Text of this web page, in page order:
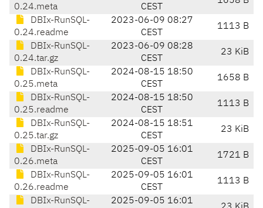
0.24.meta
CEST
DBIx-RunSQL-
0.24.readme
2023-06-09 08:27
CEST
1113 B
DBIx-RunSQL-
0.24.tar.gz
2023-06-09 08:28
CEST
23 KiB
DBIx-RunSQL-
0.25.meta
2024-08-15 18:50
CEST
1658 B
DBIx-RunSQL-
0.25.readme
2024-08-15 18:50
CEST
1113 B
DBIx-RunSQL-
0.25.tar.gz
2024-08-15 18:51
CEST
23 KiB
DBIx-RunSQL-
0.26.meta
2025-09-05 16:01
CEST
1721 B
DBIx-RunSQL-
0.26.readme
2025-09-05 16:01
CEST
1113 B
DBIx-RunSQL- 2025-09-05 16:01